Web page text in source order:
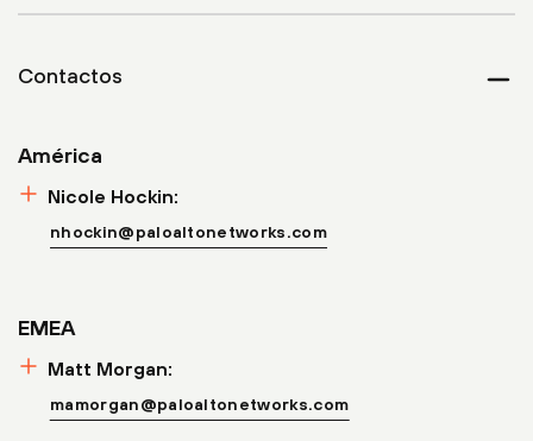
Contactos
América
Nicole Hockin:
nhockin@paloaltonetworks.com
EMEA
Matt Morgan:
mamorgan@paloaltonetworks.com